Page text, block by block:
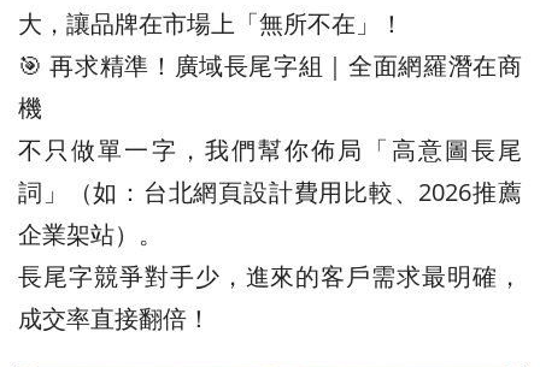
大，讓品牌在市場上「無所不在」！
🎯 再求精準！廣域長尾字組｜全面網羅潛在商
機
不只做單一字，我們幫你佈局「高意圖長尾
詞」（如：台北網頁設計費用比較、2026推薦
企業架站）。
長尾字競爭對手少，進來的客戶需求最明確，
成交率直接翻倍！